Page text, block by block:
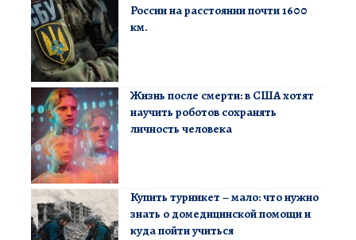
России на расстоянии почти 1600
км.
Жизнь после смерти: в США хотят
научить роботов сохранять
личность человека
Купить турникет – мало: что нужно
знать о домедицинской помощи и
куда пойти учиться